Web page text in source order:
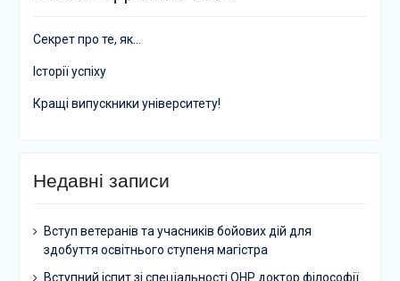
Секрет про те, як…
Історії успіху
Кращі випускники університету!
Недавні записи
Вступ ветеранів та учасників бойових дій для
здобуття освітнього ступеня магістра
Вступний іспит зі спеціальності ОНР доктор філософії